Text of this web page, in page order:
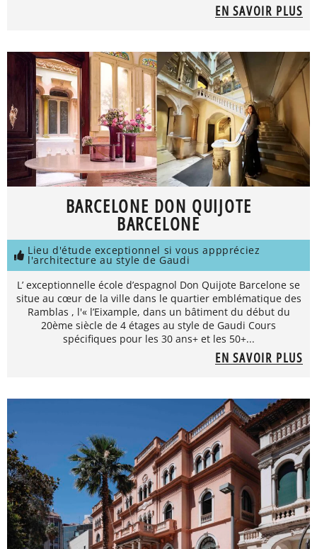
EN SAVOIR PLUS
BARCELONE DON QUIJOTE
BARCELONE
Lieu d'étude exceptionnel si vous apppréciez
l'architecture au style de Gaudi
L’ exceptionnelle école d’espagnol Don Quijote Barcelone se
situe au cœur de la ville dans le quartier emblématique des
Ramblas , l'« l’Eixample, dans un bâtiment du début du
20ème siècle de 4 étages au style de Gaudi Cours
spécifiques pour les 30 ans+ et les 50+...
EN SAVOIR PLUS